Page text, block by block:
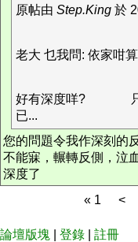
原帖由 Step.King 於
老大 乜我問: 依家咁
好有深度咩?
已...
您的問題令我作深刻的
不能寐，輾轉反側，泣
深度了
« 1
<
論壇版塊 登錄 註冊